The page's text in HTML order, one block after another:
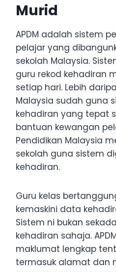
Murid
APDM adalah sistem
pelajar yang
sekolah Malaysia.
guru rekod kehadiran
setiap hari. Lebih
Malaysia sudah guna
kehadiran yang tepat
bantuan kewangan
Pendidikan Malaysia
sekolah guna sistem
kehadiran.
Guru kelas
kemaskini data
Sistem ni bukan
kehadiran sahaja.
maklumat lengkap
termasuk alamat dan